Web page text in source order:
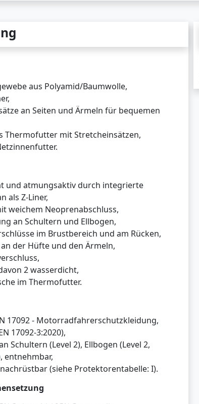
aus Polyamid/Baumwolle,
an Seiten und Ärmeln für bequemen
Thermofutter mit Stretcheinsätzen,
und atmungsaktiv durch integrierte
als Z-Liner,
weichem Neoprenabschluss,
an Schultern und Ellbogen,
im Brustbereich und am Rücken,
der Hüfte und den Ärmeln,
2 wasserdicht,
im Thermofutter.
17092 - Motorradfahrerschutzkleidung,
17092-3:2020),
Schultern (Level 2), Ellbogen (Level 2,
entnehmbar,
(siehe Protektorentabelle: I).